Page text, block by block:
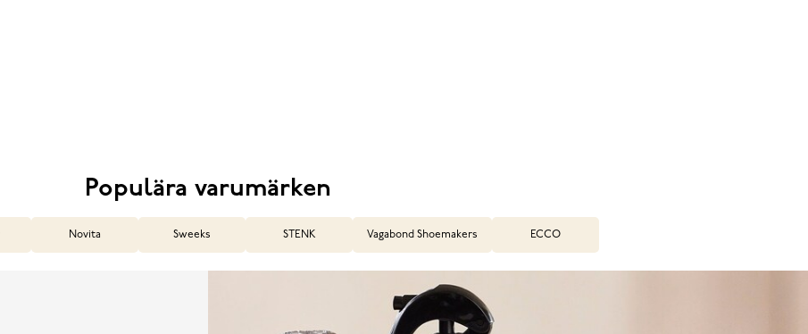
Populära varumärken
Novita Sweeks STENK Vagabond Shoemakers ECCO